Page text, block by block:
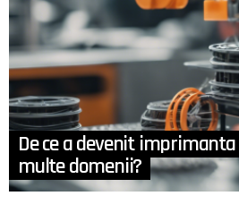
De ce a devenit
multe domenii?